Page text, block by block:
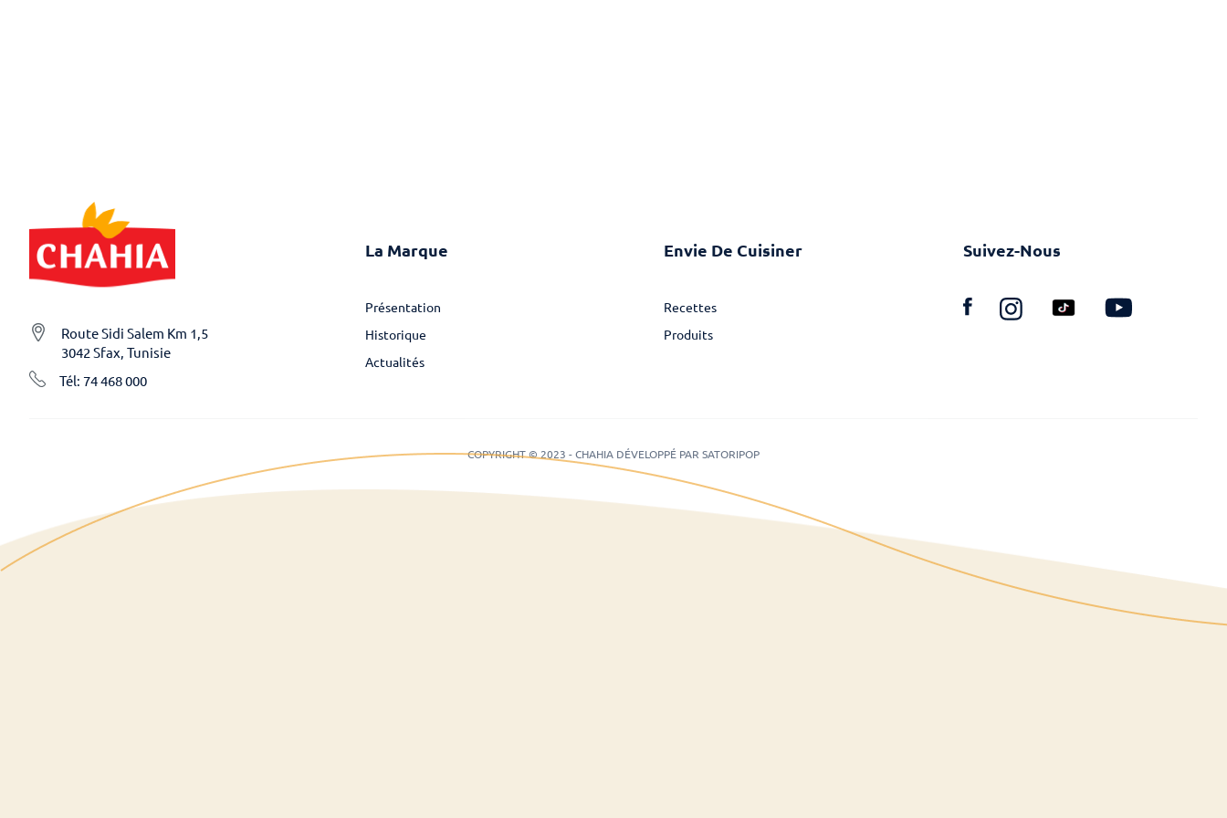
Route Sidi Salem Km 1,5
3042 Sfax, Tunisie
Tél: 74 468 000
La Marque
Présentation
Historique
Actualités
Envie De Cuisiner
Recettes
Produits
Suivez-Nous
COPYRIGHT © 2023 - CHAHIA DÉVELOPPÉ PAR SATORIPOP